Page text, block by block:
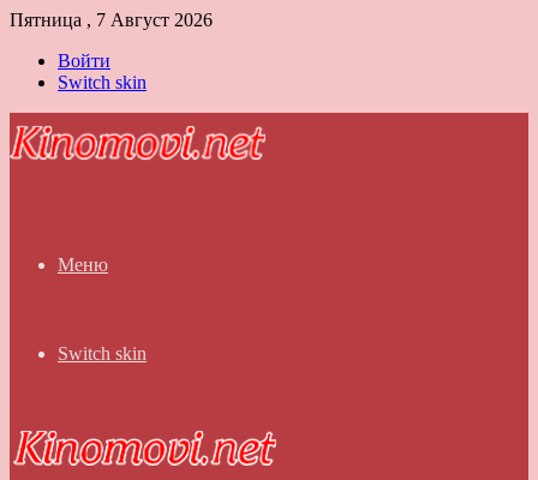
Пятница , 7 Август 2026
Войти
Switch skin
Меню
Switch skin